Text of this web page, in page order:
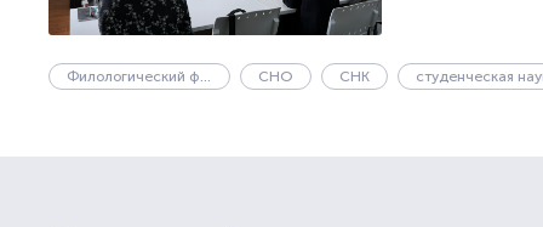
Филологический факультет СНО СНК студенческая